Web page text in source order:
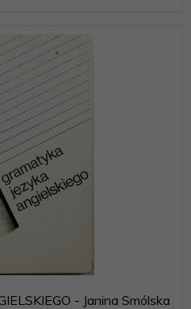
- Janina Smólska